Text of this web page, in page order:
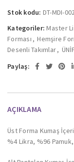
Stok kodu: DT-MDI-
Kategoriler: Master
Forması , Hemşire
Desenli Takımlar,
Paylaş:
AÇIKLAMA
Üst Forma Kumaş
%4 Likra, %96 Pamuk,